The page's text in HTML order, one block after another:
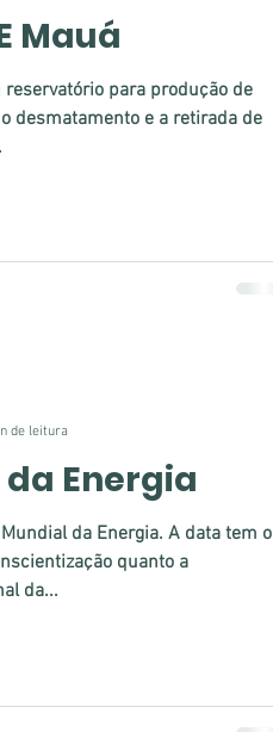
Mauá
para produção de
desmatamento e a retirada de
Energia
da Energia. A data tem o
quanto a
da...
de leitura